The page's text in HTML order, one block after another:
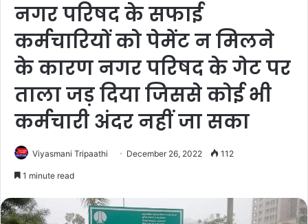
नगर परिषद के सफाई
कर्मचारियों को पेमेंट न मिलने
के कारण नगर परिषद के गेट पर
ताला जड़ दिया जिससे कोई भी
कर्मचारी अंदर नहीं जा सका
Viyasmani Tripaathi December 26, 2022 112
1 minute read